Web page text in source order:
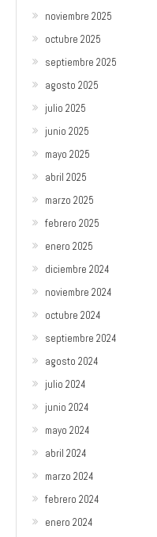
noviembre 2025
octubre 2025
septiembre 2025
agosto 2025
julio 2025
junio 2025
mayo 2025
abril 2025
marzo 2025
febrero 2025
enero 2025
diciembre 2024
noviembre 2024
octubre 2024
septiembre 2024
agosto 2024
julio 2024
junio 2024
mayo 2024
abril 2024
marzo 2024
febrero 2024
enero 2024